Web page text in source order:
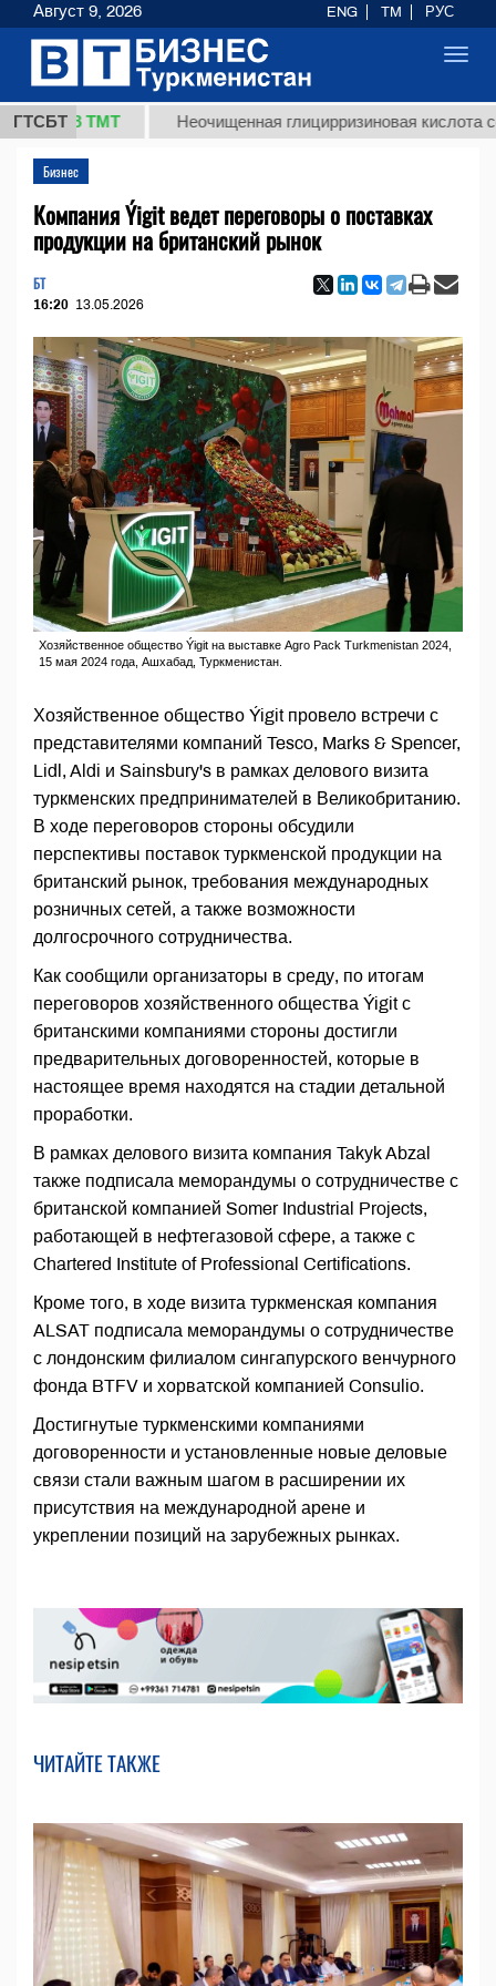
ГТСБТ
37,8 ТМТ Неочищенная глицирризиновая кислота
Бизнес
Компания Ýigit ведет переговоры о поставках
продукции на британский рынок
БТ
16:20 13.05.2026
Хозяйственное общество Ýigit на выставке Agro Pack Turkmenistan 2024,
15 мая 2024 года, Ашхабад, Туркменистан.
Хозяйственное общество Ýigit провело встречи с
представителями компаний Tesco, Marks & Spencer,
Lidl, Aldi и Sainsbury's в рамках делового визита
туркменских предпринимателей в Великобританию.
В ходе переговоров стороны обсудили
перспективы поставок туркменской продукции на
британский рынок, требования международных
розничных сетей, а также возможности
долгосрочного сотрудничества.
Как сообщили организаторы в среду, по итогам
переговоров хозяйственного общества Ýigit с
британскими компаниями стороны достигли
предварительных договоренностей, которые в
настоящее время находятся на стадии детальной
проработки.
В рамках делового визита компания Takyk Abzal
также подписала меморандумы о сотрудничестве с
британской компанией Somer Industrial Projects,
работающей в нефтегазовой сфере, а также с
Chartered Institute of Professional Certifications.
Кроме того, в ходе визита туркменская компания
ALSAT подписала меморандумы о сотрудничестве
с лондонским филиалом сингапурского венчурного
фонда BTFV и хорватской компанией Consulio.
Достигнутые туркменскими компаниями
договоренности и установленные новые деловые
связи стали важным шагом в расширении их
присутствия на международной арене и
укреплении позиций на зарубежных рынках.
ЧИТАЙТЕ ТАКЖЕ
Август 9, 2026 ENG TM РУС